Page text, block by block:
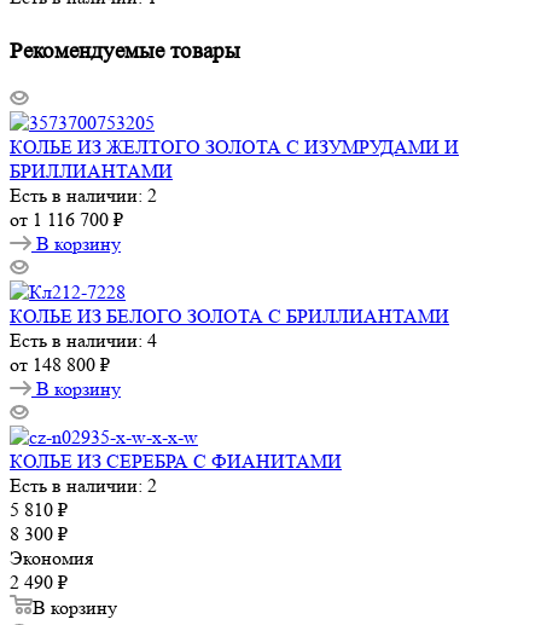
Рекомендуемые товары
КОЛЬЕ ИЗ ЖЕЛТОГО ЗОЛОТА С ИЗУМРУДАМИ И
БРИЛЛИАНТАМИ
Есть в наличии: 2
от 1 116 700 ₽
В корзину
КОЛЬЕ ИЗ БЕЛОГО ЗОЛОТА С БРИЛЛИАНТАМИ
Есть в наличии: 4
от 148 800 ₽
В корзину
КОЛЬЕ ИЗ СЕРЕБРА С ФИАНИТАМИ
Есть в наличии: 2
5 810 ₽
8 300 ₽
Экономия
2 490 ₽
В корзину